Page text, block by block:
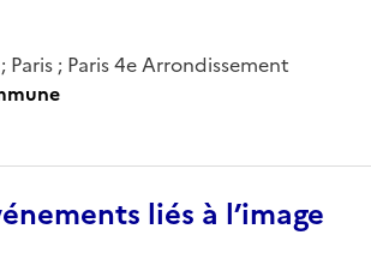
Paris ; Paris 4e Arrondissement
liés à l’image